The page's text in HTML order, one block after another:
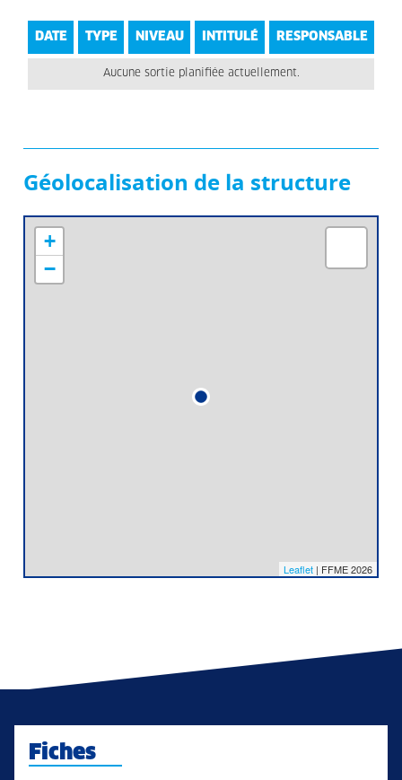
DATE TYPE NIVEAU INTITULÉ RESPONSABLE
Aucune sortie planifiée actuellement.
Géolocalisation de la structure
+
−
Leaflet | FFME 2026
Fiches